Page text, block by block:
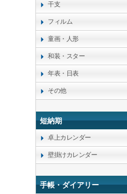
干支
フィルム
童画・人形
和装・スター
年表・日表
その他
短納期
卓上カレンダー
壁掛けカレンダー
手帳・ダイアリー